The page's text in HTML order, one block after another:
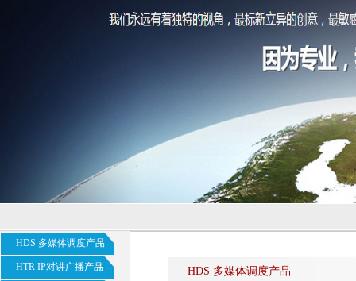
HDS 多媒体调度产品
HTR IP对讲广播产品 HDS 多媒体调度产品